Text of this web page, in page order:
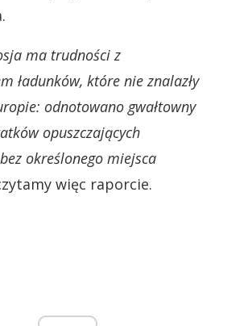
ma trudności z
ładunków, które nie znalazły
odnotowano gwałtowny
opuszczających
określonego miejsca
więc raporcie.